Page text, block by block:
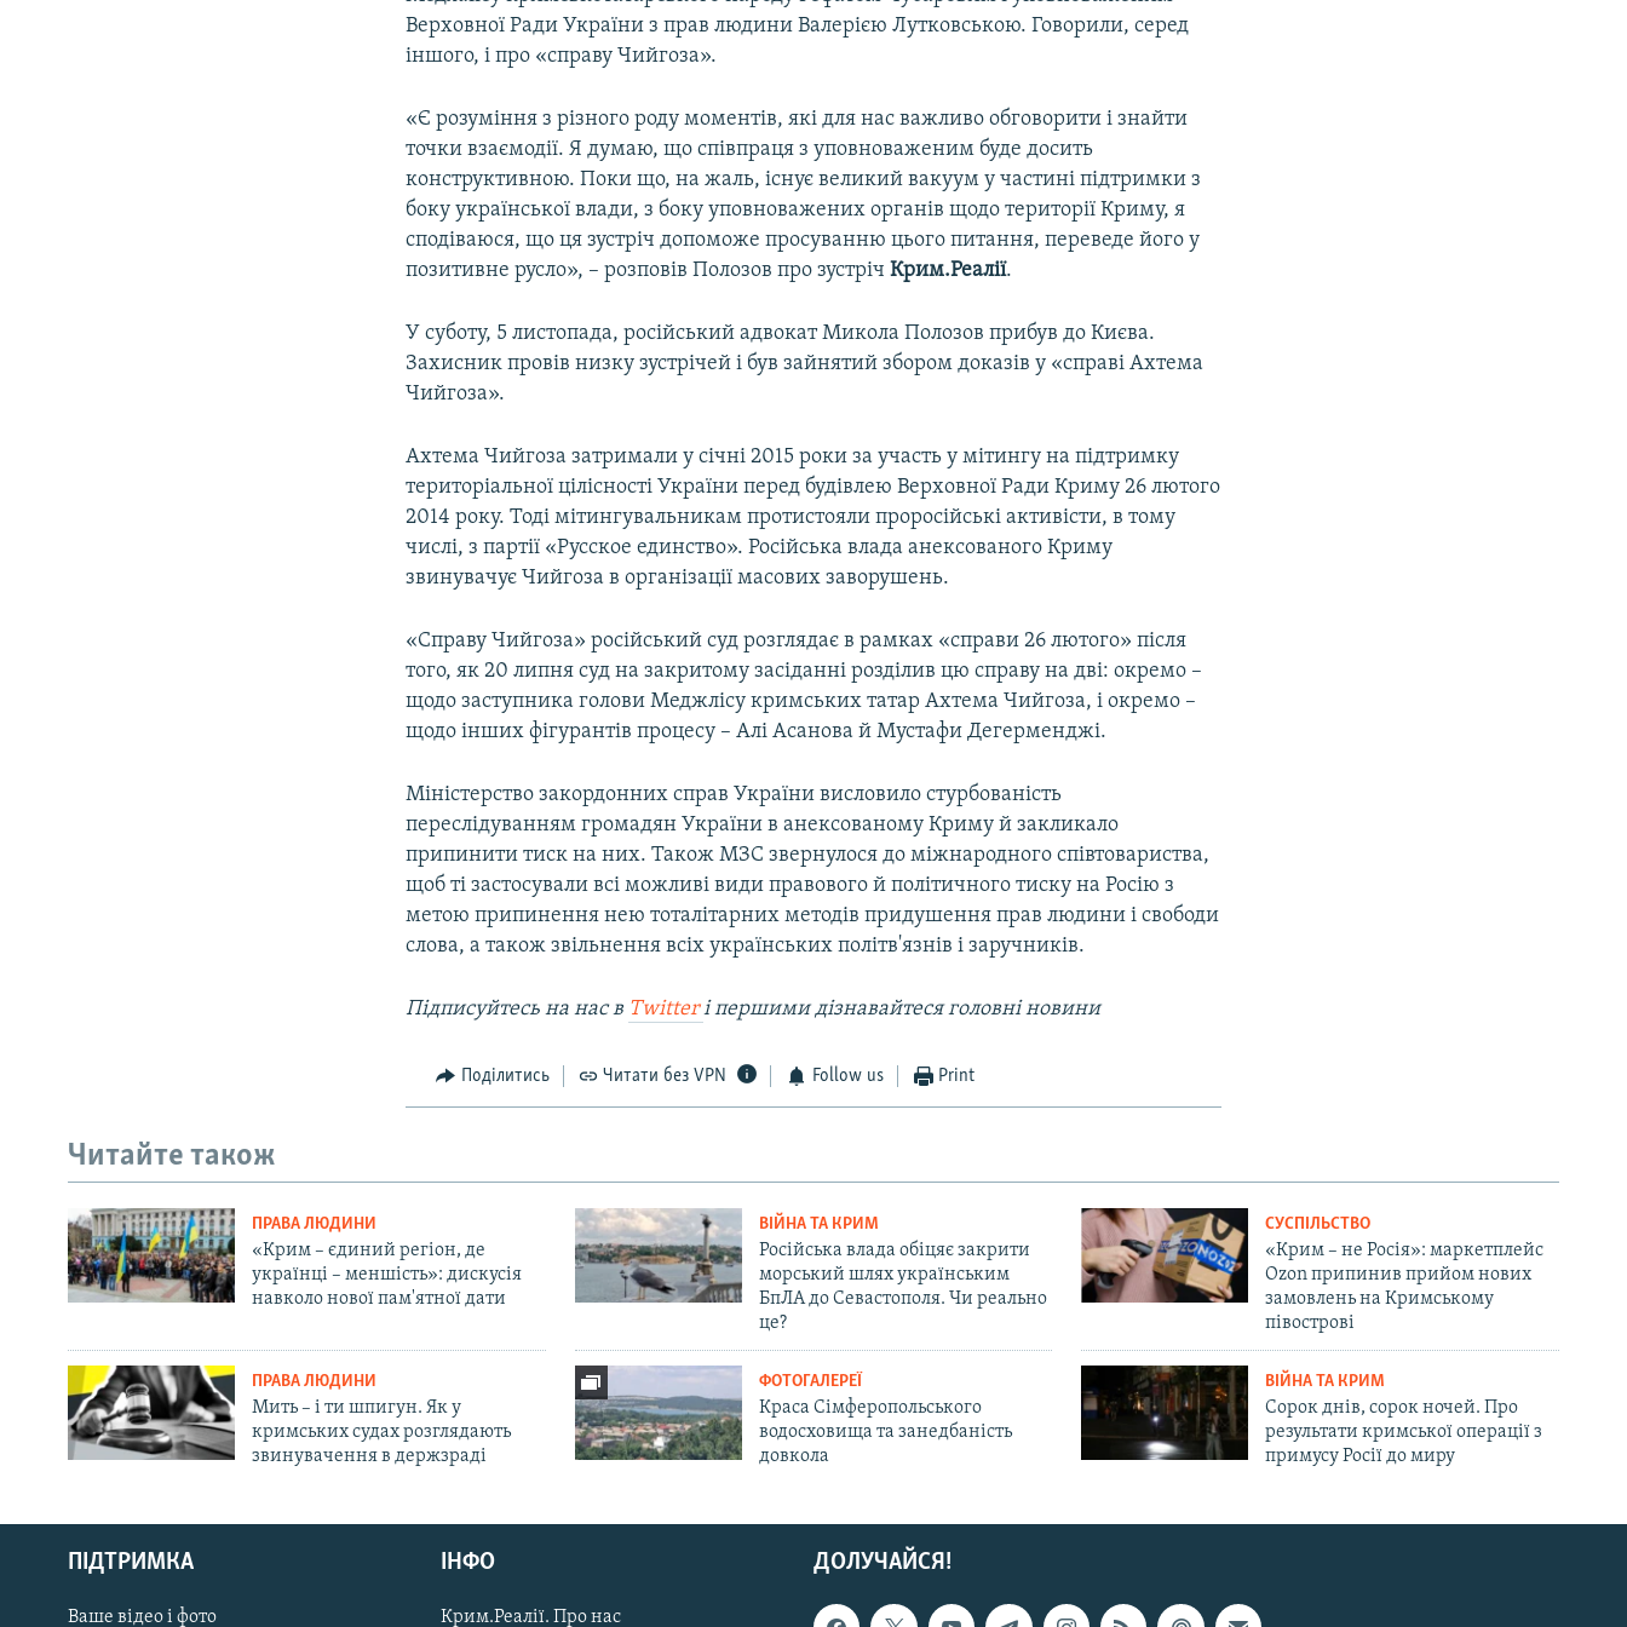
Русский
Qırımtatar
Верховної Ради України з прав людини Валерією Лутковською. Говорили, серед
іншого, і про «справу Чийгоза».
«Є розуміння з різного роду моментів, які для нас важливо обговорити і знайти
точки взаємодії. Я думаю, що співпраця з уповноваженим буде досить
конструктивною. Поки що, на жаль, існує великий вакуум у частині підтримки з
боку української влади, з боку уповноважених органів щодо території Криму, я
сподіваюся, що ця зустріч допоможе просуванню цього питання, переведе його у
позитивне русло», – розповів Полозов про зустрічКрим.Реалії.
У суботу, 5 листопада, російський адвокат Микола Полозов прибув до Києва.
Захисник провів низку зустрічей і був зайнятий збором доказів у «справі Ахтема
Чийгоза».
Ахтема Чийгоза затримали у січні 2015 роки за участь у мітингу на підтримку
територіальної цілісності України перед будівлею Верховної Ради Криму 26 лютого
2014 року. Тоді мітингувальникам протистояли проросійські активісти, в тому
числі, з партії «Русское единство». Російська влада анексованого Криму
звинувачує Чийгоза в організації масових заворушень.
«Справу Чийгоза» російський суд розглядає в рамках «справи 26 лютого» після
того, як 20 липня суд на закритому засіданні розділив цю справу на дві: окремо –
щодо заступника голови Меджлісу кримських татар Ахтема Чийгоза, і окремо –
щодо інших фігурантів процесу – Алі Асанова й Мустафи Дегерменджі.
Міністерство закордонних справ України висловило стурбованість
переслідуванням громадян України в анексованому Криму й закликало
припинити тиск на них. Також МЗС звернулося до міжнародного співтовариства,
щоб ті застосували всі можливі види правового й політичного тиску на Росію з
метою припинення нею тоталітарних методів придушення прав людини і свободи
слова, а також звільнення всіх українських політв'язнів і заручників.
Підписуйтесь на наc в Twitterі першими дізнавайтеся головні новини
Поділитись Читати без VPN Follow us Print
Читайте також
ПРАВА ЛЮДИНИ
«Крим – єдиний регіон, де
українці – меншість»: дискусія
навколо нової пам'ятної дати
ВІЙНА ТА КРИМ
Російська влада обіцяє закрити
морський шлях українським
БпЛА до Севастополя. Чи реально
це?
СУСПІЛЬСТВО
«Крим – не Росія»: маркетплейс
Ozon припинив прийом нових
замовлень на Кримському
півострові
ПРАВА ЛЮДИНИ
Мить – і ти шпигун. Як у
кримських судах розглядають
звинувачення в держзраді
ФОТОГАЛЕРЕЇ
Краса Сімферопольського
водосховища та занедбаність
довкола
ВІЙНА ТА КРИМ
Сорок днів, сорок ночей. Про
результати кримської операції з
примусу Росії до миру
ДОЛУЧАЙСЯ!
ПІДТРИМКА
Ваше відео і фото
ІНФО
Крим.Реалії. Про нас